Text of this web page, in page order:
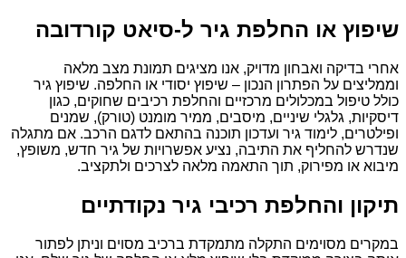
שיפוץ או החלפת גיר ל-סיאט קורדובה
אחרי בדיקה ואבחון מדויק, אנו מציגים תמונת מצב מלאה
וממליצים על הפתרון הנכון – שיפוץ יסודי או החלפה. שיפוץ גיר
כולל טיפול במכלולים מרכזיים והחלפת רכיבים שחוקים, כגון
דיסקיות, גלגלי שיניים, מיסבים, ממיר מומנט (טורק), שמנים
ופילטרים, לימוד גיר ועדכון תוכנה בהתאם לדגם הרכב. אם מתגלה
שנדרש להחליף את התיבה, נציע אפשרויות של גיר חדש, משופץ,
מיבוא או מפירוק, תוך התאמה מלאה לצרכים ולתקציב.
תיקון והחלפת רכיבי גיר נקודתיים
במקרים מסוימים התקלה מתמקדת ברכיב מסוים וניתן לפתור